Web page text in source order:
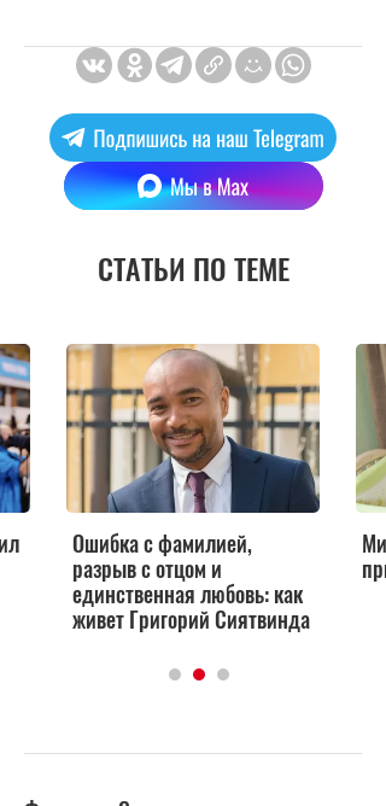
СТАТЬИ ПО ТЕМЕ
Ошибка с фамилией,
разрыв с отцом и
единственная любовь: как
живет Григорий Сиятвинда